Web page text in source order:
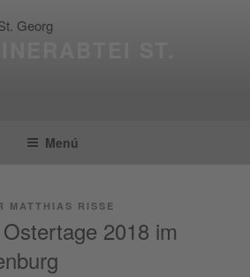
Menú
MATTHIAS RISSE
2018 im